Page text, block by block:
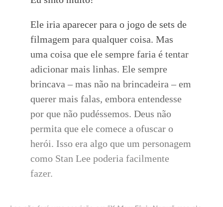
Ele iria aparecer para o jogo de sets de
filmagem para qualquer coisa. Mas
uma coisa que ele sempre faria é tentar
adicionar mais linhas. Ele sempre
brincava – mas não na brincadeira – em
querer mais falas, embora entendesse
por que não pudéssemos. Deus não
permita que ele comece a ofuscar o
herói. Isso era algo que um personagem
como Stan Lee poderia facilmente
fazer.